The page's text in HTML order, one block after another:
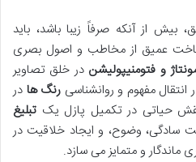
از آنکه صرفاً زیبا باشد، باید
عمیق از مخاطب و اصول بصری
و فتومنیپولیشن در خلق تصاویر
انتقال مفهوم و روانشناسی رنگ ها در
حیاتی در تکمیل پازل یک تبلیغ
سادگی، وضوح، و ایجاد خلاقیت در
ماندگار و متمایز می سازد.